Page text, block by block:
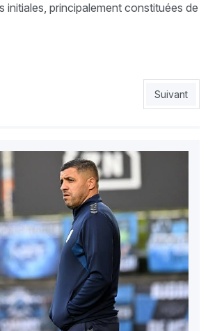
initiales, principalement constituées de
Djallit : «Amoindris ou pas, on doit
Article
Suivant